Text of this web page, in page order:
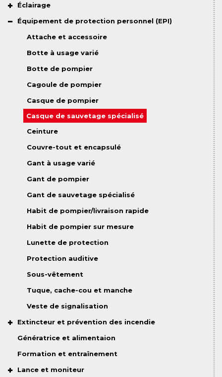
Éclairage
Équipement de protection personnel (EPI)
Attache et accessoire
Botte à usage varié
Botte de pompier
Cagoule de pompier
Casque de pompier
Casque de sauvetage spécialisé
Ceinture
Couvre-tout et encapsulé
Gant à usage varié
Gant de pompier
Gant de sauvetage spécialisé
Habit de pompier/livraison rapide
Habit de pompier sur mesure
Lunette de protection
Protection auditive
Sous-vêtement
Tuque, cache-cou et manche
Veste de signalisation
Extincteur et prévention des incendie
Génératrice et alimentaion
Formation et entraînement
Lance et moniteur